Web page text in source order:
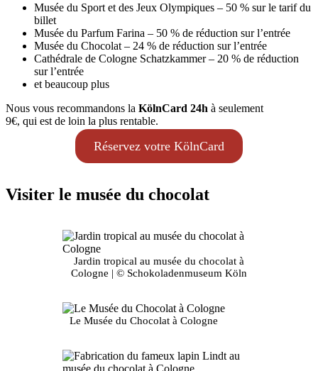
Musée du Sport et des Jeux Olympiques – 50 % sur le tarif du
billet
Musée du Parfum Farina – 50 % de réduction sur l’entrée
Musée du Chocolat – 24 % de réduction sur l’entrée
Cathédrale de Cologne Schatzkammer – 20 % de réduction
sur l’entrée
et beaucoup plus
Nous vous recommandons la KölnCard 24h à seulement
9€, qui est de loin la plus rentable.
Réservez votre KölnCard
Visiter le musée du chocolat
Jardin tropical au musée du chocolat à
Cologne | © Schokoladenmuseum Köln
Le Musée du Chocolat à Cologne